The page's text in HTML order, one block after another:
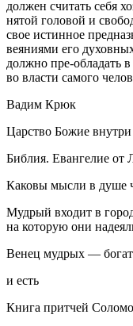
должен считать себя
нятой головой и
свое истинное
веяниями его
должно пре-обладать
во власти самого
Вадим Крюк
Царство Божие
Библия. Евангелие от
Каковы мысли в душе
Мудрый входит в
на которую они
Венец мудрых —
и есть
Книга притчей